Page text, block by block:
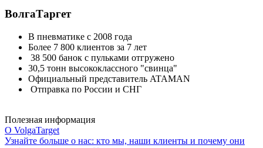
ВолгаТаргет
В пневматике с 2008 года
Более 7 800 клиентов за 7 лет
38 500 банок с пульками отгружено
30,5 тонн высококлассного "свинца"
Официальный представитель ATAMAN
Отправка по России и СНГ
Полезная информация
О VolgaTarget
Узнайте больше о нас: кто мы, наши клиенты и почему они